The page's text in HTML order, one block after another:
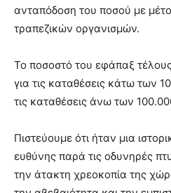
ανταπόδοση του ποσού με
τραπεζικών οργανισμών.
Το ποσοστό του εφάπαξ
για τις καταθέσεις κάτω των
τις καταθέσεις άνω των
Πιστεύουμε ότι ήταν μια
ευθύνης παρά τις οδυνηρές
την άτακτη χρεοκοπία της